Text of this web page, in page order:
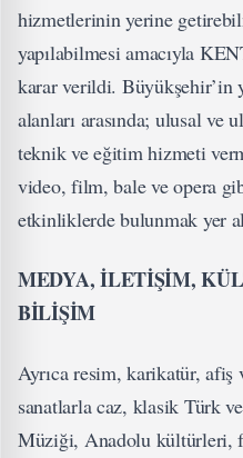
hizmetlerinin yerine
yapılabilmesi amacıyla
karar verildi. Büyükşehir’in
alanları arasında; ulusal ve
teknik ve eğitim hizmeti
video, film, bale ve opera
etkinliklerde bulunmak yer
MEDYA, İLETİŞİM,
BİLİŞİM
Ayrıca resim, karikatür,
sanatlarla caz, klasik Türk
Müziği, Anadolu kültürleri,